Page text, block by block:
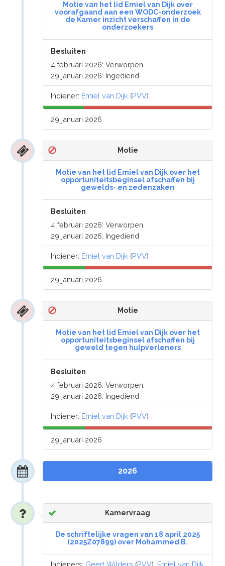
Motie van het lid Emiel van Dijk over
voorafgaand aan een WODC-onderzoek
de Kamer inzicht verschaffen in de
onderzoekers
Besluiten
4 februari 2026: Verworpen.
29 januari 2026: Ingediend
Indiener: Emiel van Dijk (PVV)
29 januari 2026
Motie
Motie van het lid Emiel van Dijk over het
opportuniteitsbeginsel afschaffen bij
gewelds- en zedenzaken
Besluiten
4 februari 2026: Verworpen.
29 januari 2026: Ingediend
Indiener: Emiel van Dijk (PVV)
29 januari 2026
Motie
Motie van het lid Emiel van Dijk over het
opportuniteitsbeginsel afschaffen bij
geweld tegen hulpverleners
Besluiten
4 februari 2026: Verworpen.
29 januari 2026: Ingediend
Indiener: Emiel van Dijk (PVV)
29 januari 2026
2026
Kamervraag
De schriftelijke vragen van 18 april 2025
(2025Z07899) over Mohammed B.